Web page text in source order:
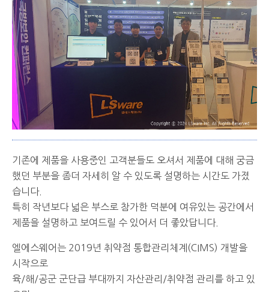
기존에 제품을 사용중인 고객분들도 오셔서 제품에 대해 궁금
했던 부분을 좀더 자세히 알 수 있도록 설명하는 시간도 가졌
습니다.
특히 작년보다 넓은 부스로 참가한 덕분에 여유있는 공간에서
제품을 설명하고 보여드릴 수 있어서 더 좋았답니다.
엘에스웨어는 2019년 취약점 통합관리체계(CIMS) 개발을
시작으로
육/해/공군 군단급 부대까지 자산관리/취약점 관리를 하고 있